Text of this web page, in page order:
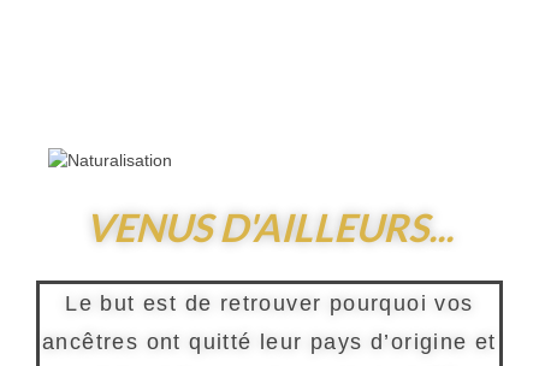
Glossaire généalogique
Evénements généalogiques
Contact
VENUS D'AILLEURS...
Le but est de retrouver pourquoi vos
ancêtres ont quitté leur pays d’origine et